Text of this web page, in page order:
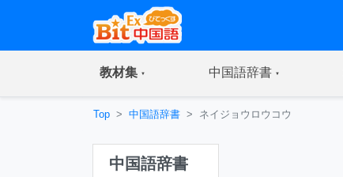
教材集(current) 中国語辞書(current)
Top 中国語辞書 ネイジョウロウコウ
中国語辞書